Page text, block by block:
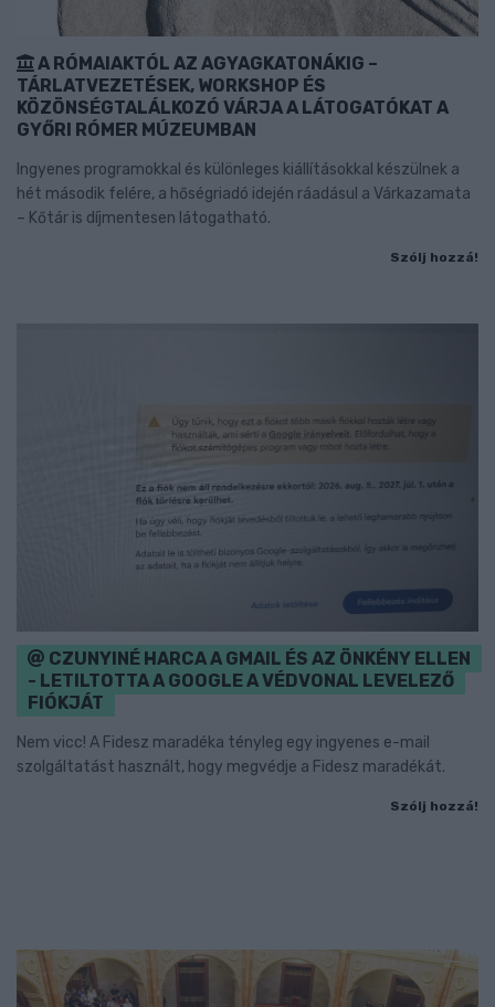
A RÓMAIAKTÓL AZ AGYAGKATONÁKIG –
TÁRLATVEZETÉSEK, WORKSHOP ÉS
KÖZÖNSÉGTALÁLKOZÓ VÁRJA A LÁTOGATÓKAT A
GYŐRI RÓMER MÚZEUMBAN
Ingyenes programokkal és különleges kiállításokkal készülnek a
hét második felére, a hőségriadó idején ráadásul a Várkazamata
– Kőtár is díjmentesen látogatható.
Szólj hozzá!
CZUNYINÉ HARCA A GMAIL ÉS AZ ÖNKÉNY ELLEN
- LETILTOTTA A GOOGLE A VÉDVONAL LEVELEZŐ
FIÓKJÁT
Nem vicc! A Fidesz maradéka tényleg egy ingyenes e-mail
szolgáltatást használt, hogy megvédje a Fidesz maradékát.
Szólj hozzá!